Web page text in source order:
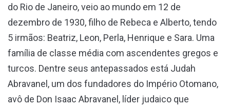
do Rio de Janeiro, veio ao mundo em 12 de
dezembro de 1930, filho de Rebeca e Alberto, tendo
5 irmãos: Beatriz, Leon, Perla, Henrique e Sara. Uma
família de classe média com ascendentes gregos e
turcos. Dentre seus antepassados está Judah
Abravanel, um dos fundadores do Império Otomano,
avô de Don Isaac Abravanel, líder judaico que